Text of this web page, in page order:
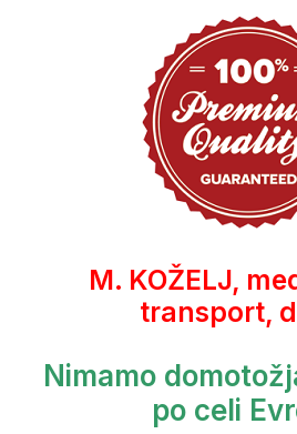
M. KOŽELJ,
transport,
Nimamo
po celi